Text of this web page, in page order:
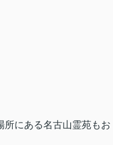
所にある名古山霊苑もお